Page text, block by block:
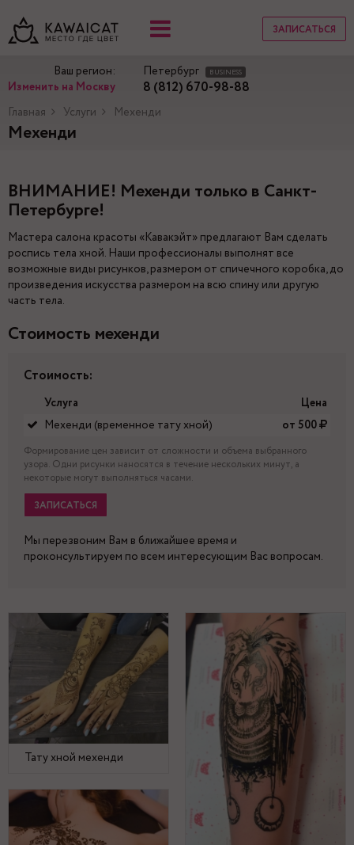
ЗАПИСАТЬСЯ
Ваш регион:
Изменить на Москву
Петербург BUSINESS
8 (812) 670-98-88
Главная Услуги Мехенди
Мехенди
ВНИМАНИЕ! Мехенди только в Санкт-
Петербурге!
Мастера салона красоты «Кавакэйт» предлагают Вам сделать
роспись тела хной. Наши профессионалы выполнят все
возможные виды рисунков, размером от спичечного коробка, до
произведения искусства размером на всю спину или другую
часть тела.
Стоимость мехенди
Стоимость:
Услуга
Цена
Мехенди (временное тату хной)
от 500
Формирование цен зависит от сложности и объема выбранного
узора. Одни рисунки наносятся в течение нескольких минут, а
некоторые могут выполняться часами.
ЗАПИСАТЬСЯ
Мы перезвоним Вам в ближайшее время и
проконсультируем по всем интересующим Вас вопросам.
Тату хной мехенди